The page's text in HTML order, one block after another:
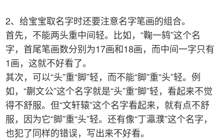
2、给宝宝取名字时还要注意名字笔画的组合。
首先，不能两头重中间轻。比如，“鞠一鸫”这个名
字，首尾笔画数分别为17画和18画，而中间一字只有
1画，这就不好看了。
其次，可以“头”重“脚”轻，而不能“脚”重“头”轻。例
如，“蒯文公”这个名字就是“头”重“脚”轻，看起来不觉
得不舒服。但“文轩辕”这个名字看起来，就有点不舒
服，因为它“脚”重“头”轻。还有像“丁瀛濮”这个名字，
也犯了同样的错误，写出来不好看。